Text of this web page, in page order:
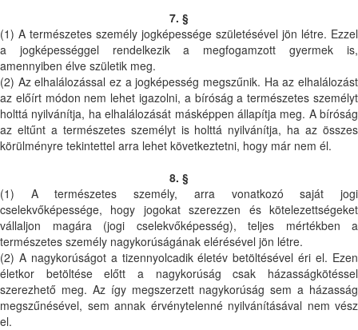
7. §
(1) A természetes személy jogképessége születésével jön létre. Ezzel
a jogképességgel rendelkezik a megfogamzott gyermek is,
amennyiben élve születik meg.
(2) Az elhalálozással ez a jogképesség megszűnik. Ha az elhalálozást
az előírt módon nem lehet igazolni, a bíróság a természetes személyt
holttá nyilvánítja, ha elhalálozását másképpen állapítja meg. A bíróság
az eltűnt a természetes személyt is holttá nyilvánítja, ha az összes
körülményre tekintettel arra lehet következtetni, hogy már nem él.
8. §
(1) A természetes személy, arra vonatkozó saját jogi
cselekvőképessége, hogy jogokat szerezzen és kötelezettségeket
vállaljon magára (jogi cselekvőképesség), teljes mértékben a
természetes személy nagykorúságának elérésével jön létre.
(2) A nagykorúságot a tizennyolcadik életév betöltésével éri el. Ezen
életkor betöltése előtt a nagykorúság csak házasságkötéssel
szerezhető meg. Az így megszerzett nagykorúság sem a házasság
megszűnésével, sem annak érvénytelenné nyilvánításával nem vész
el.